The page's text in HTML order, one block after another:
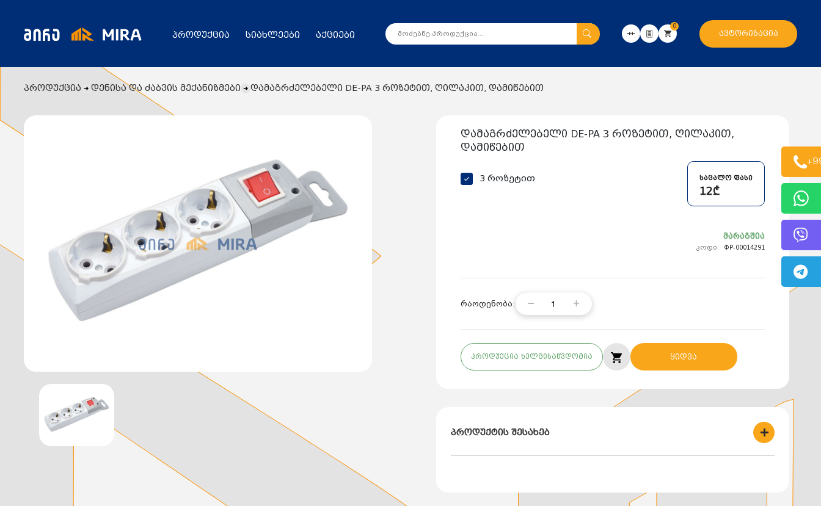
პროდუქცია სიახლეები აქციები
0
ავტორიზაცია
ქვაბის სათადარიგო ნაწილები
გაზის მილები და მაკომპლექტებლები
გათბობის სისტემის მაკომპლექტებლები
ავარიული ციმციმები ხმოვანი ზარები
განათების ჯგუფი
დამიწების მოწყობილობები
დენისა და ძაბვის მექანიზმები
სადენის არხები და აქსესუარები
ელექტრო სადენის დოლურა
ელექტრო საკომუნიკაციო სადენები
ხელის ინსტრუმენტის აქსესუარები
სამაგრი დეტალები ლითონის
ვენტილაცია
საცურაო აუზები და აქსესუარები
ელექტრო კარადები
ძაბვის რეგულატორი და სათადარიგო ნაწილები
ცხაურები
ელექტრო სამონტაჟო ხელსაწყოები
საკანალიზაციო მილები და ფიტინგები
პროდუქცია დენისა და ძაბვის მექანიზმები დამაგრძელებელი DE-PA 3 როზეტით, ღილაკით, დამიწებით
დამაგრძელებელი DE-PA 3 როზეტით, ღილაკით,
დამიწებით
საცალო ფასი
12₾
მარაგშია
კოდი: ФР-00014291
3 როზეტით
რაოდენობა: 1
პროდუქცია ხელმისაწვდომია ყიდვა
პროდუქტის შესახებ